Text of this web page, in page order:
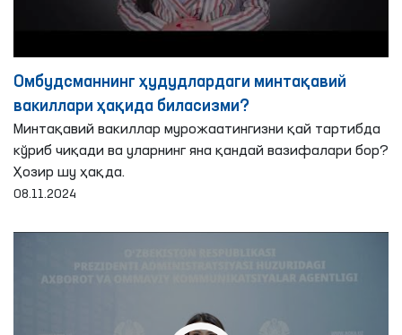
Омбудсманнинг ҳудудлардаги минтақавий
вакиллари ҳақида биласизми?
Минтақавий вакиллар мурожаатингизни қай тартибда
кўриб чиқади ва уларнинг яна қандай вазифалари бор?
Ҳозир шу ҳақда.
08.11.2024